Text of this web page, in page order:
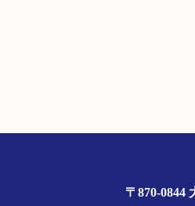
〒870-0844